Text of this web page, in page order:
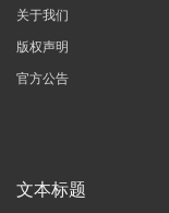
关于我们
版权声明
官方公告
文本标题